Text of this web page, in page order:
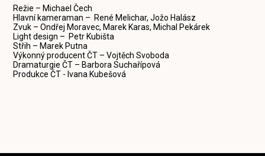
Režie – Michael Čech
Hlavní kameraman – René Melichar, Jožo Halász
Zvuk – Ondřej Moravec, Marek Karas, Michal Pekárek
Light design – Petr Kubišta
Střih – Marek Putna
Výkonný producent ČT – Vojtěch Svoboda
Dramaturgie ČT – Barbora Suchařípová
Produkce ČT - Ivana Kubešová